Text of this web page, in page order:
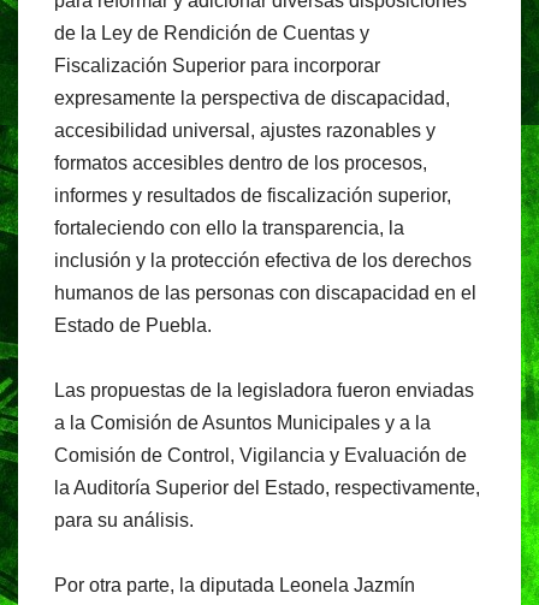
de la Ley de Rendición de Cuentas y
Fiscalización Superior para incorporar
expresamente la perspectiva de discapacidad,
accesibilidad universal, ajustes razonables y
formatos accesibles dentro de los procesos,
informes y resultados de fiscalización superior,
fortaleciendo con ello la transparencia, la
inclusión y la protección efectiva de los derechos
humanos de las personas con discapacidad en el
Estado de Puebla.
Las propuestas de la legisladora fueron enviadas
a la Comisión de Asuntos Municipales y a la
Comisión de Control, Vigilancia y Evaluación de
la Auditoría Superior del Estado, respectivamente,
para su análisis.
Por otra parte, la diputada Leonela Jazmín